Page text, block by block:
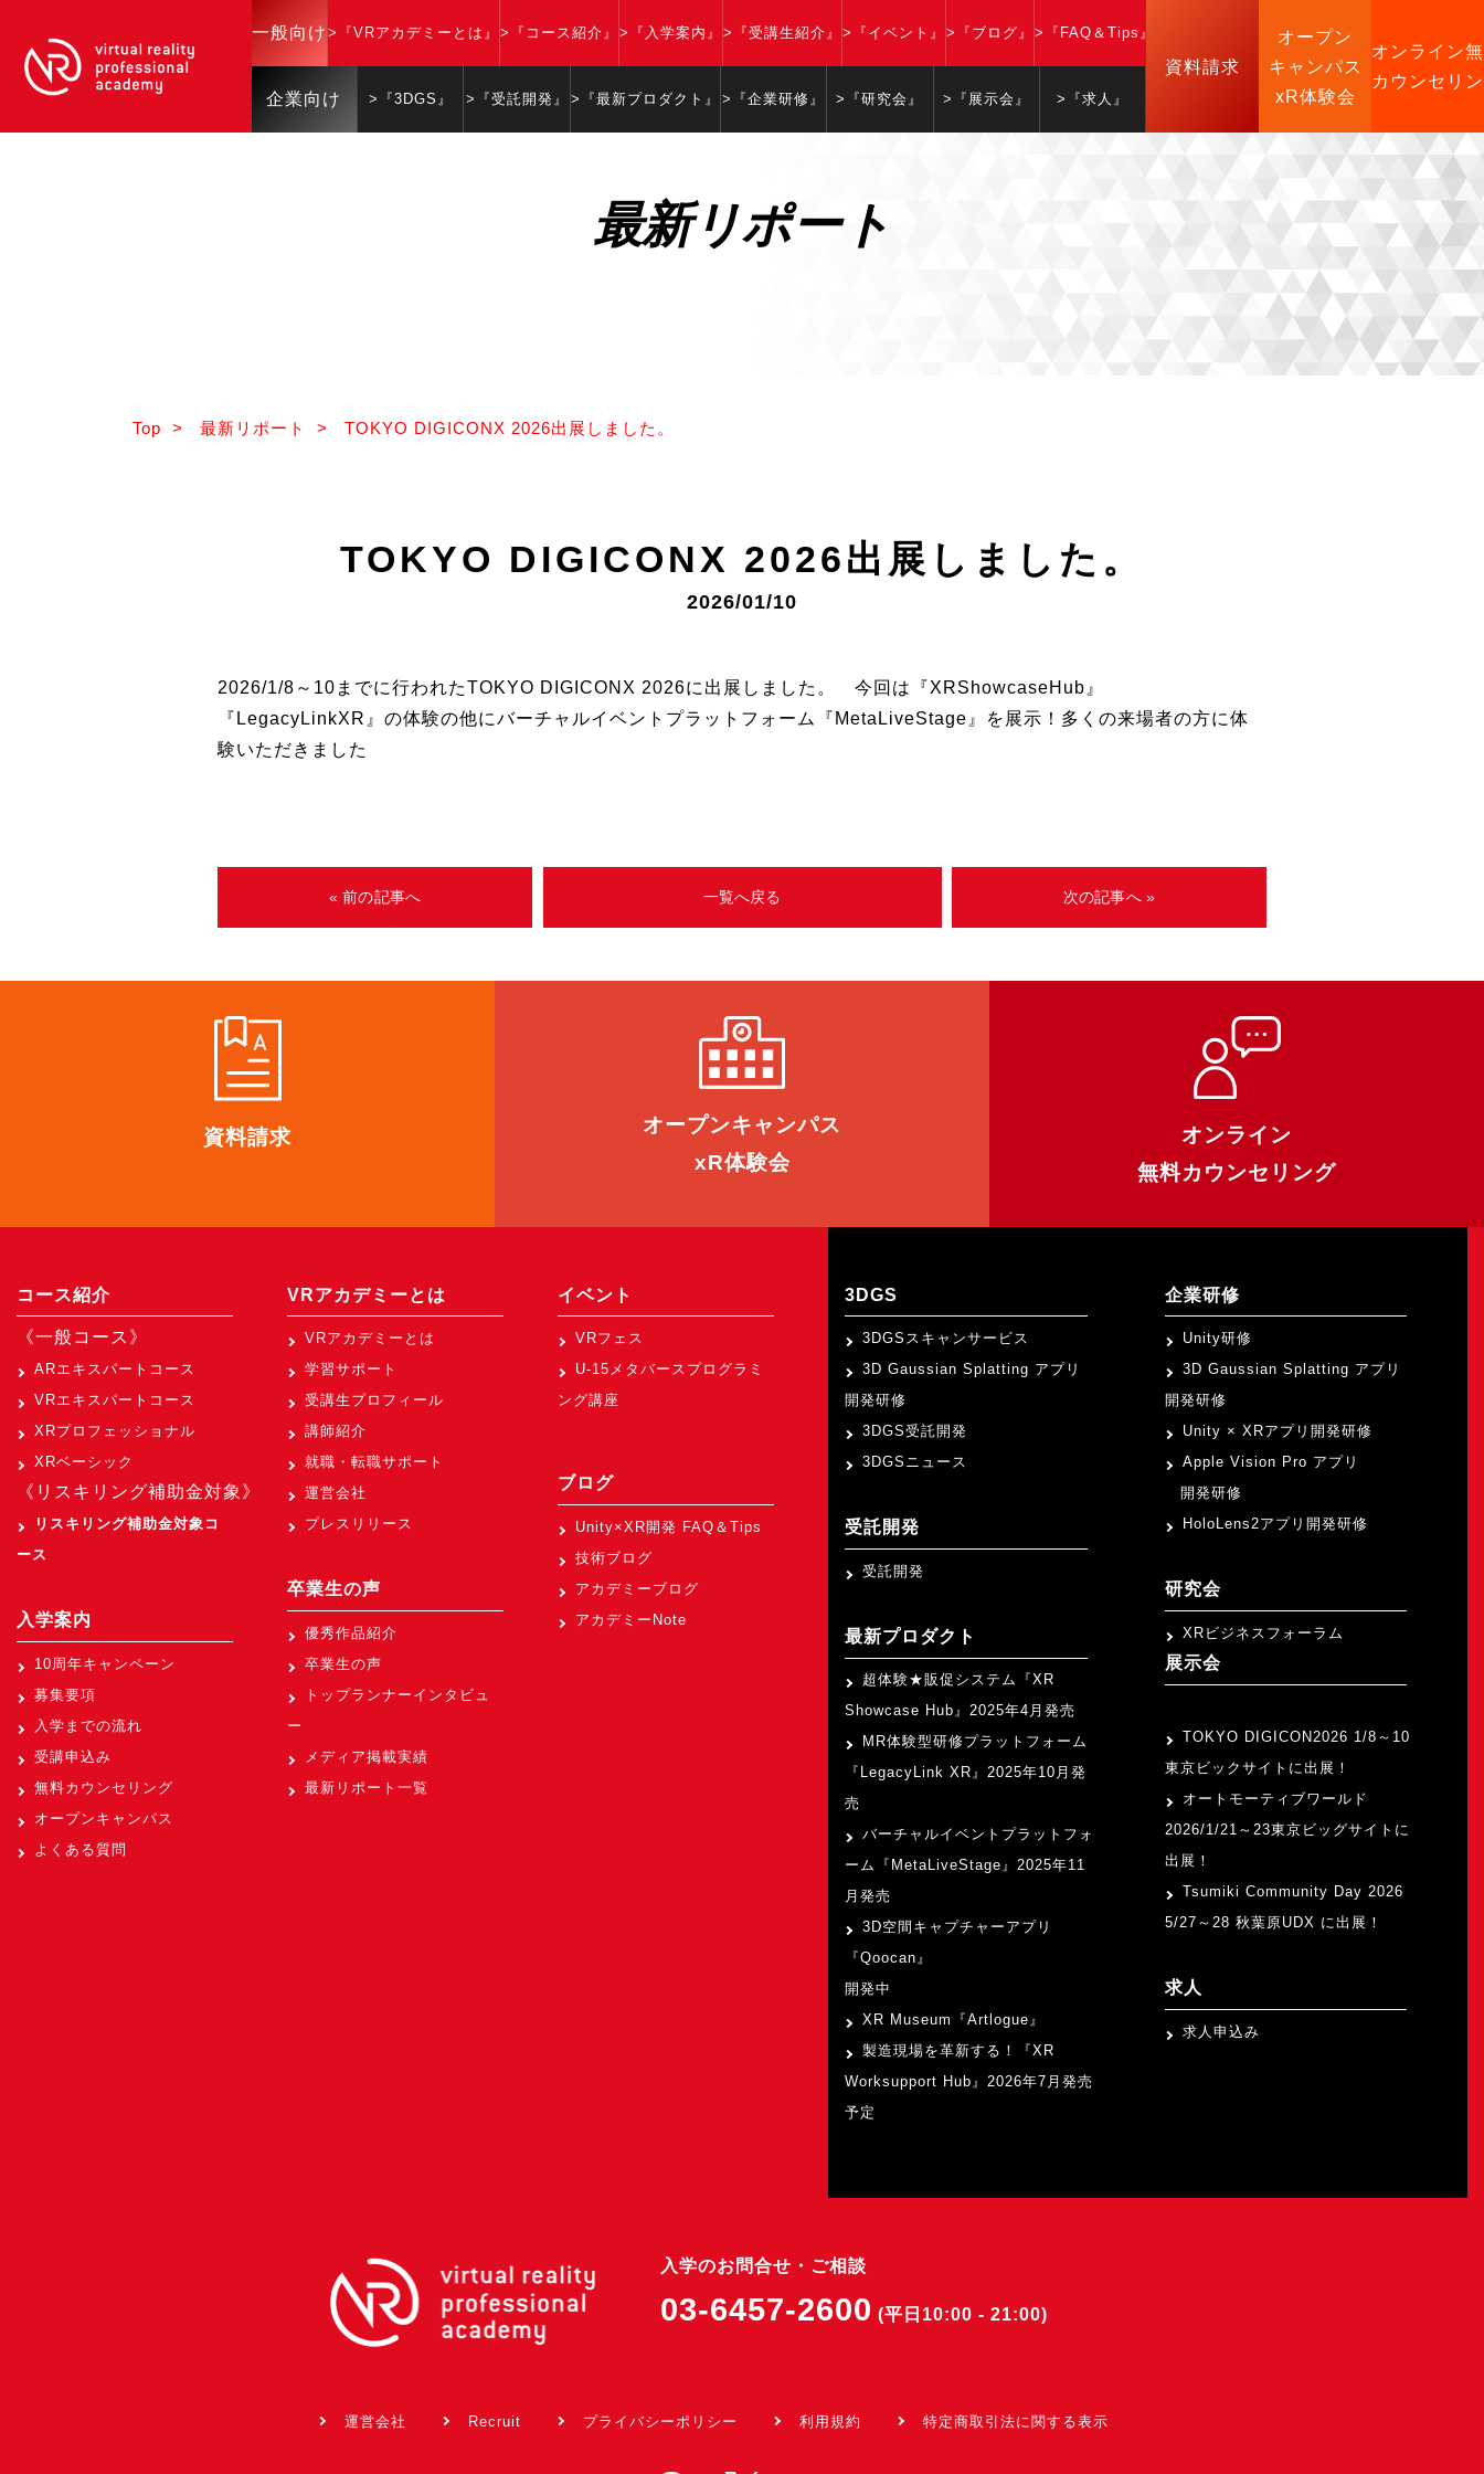
一般向け >『VRアカデミーとは』 >『コース紹介』 >『入学案内』 >『受講生紹介』 >『イベント』 >『ブログ』 >『FAQ＆Tips』
企業向け >『3DGS』 >『受託開発』 >『最新プロダクト』 >『企業研修』 >『研究会』 >『展示会』 >『求人』
資料請求
オープン
キャンパス
xR体験会
オンライン
カウンセリ
最新リポート
Top > 最新リポート > TOKYO DIGICONX 2026出展しました。
TOKYO DIGICONX 2026出展しました。
2026/01/10
2026/1/8～10までに行われたTOKYO DIGICONX 2026に出展しました。 今回は『XRShowcaseHub』
『LegacyLinkXR』の体験の他にバーチャルイベントプラットフォーム『MetaLiveStage』を展示！多くの来場者の方に体
験いただきました
« 前の記事へ 一覧へ戻る 次の記事へ »
資料請求 オープンキャンパス
xR体験会
オンライン
無料カウンセリング
コース紹介
《一般コース》
ARエキスパートコース
VRエキスパートコース
XRプロフェッショナル
XRベーシック
《リスキリング補助金対象》
リスキリング補助金対象コ
ース
入学案内
10周年キャンペーン
募集要項
入学までの流れ
受講申込み
無料カウンセリング
オープンキャンパス
よくある質問
VRアカデミーとは
VRアカデミーとは
学習サポート
受講生プロフィール
講師紹介
就職・転職サポート
運営会社
プレスリリース
卒業生の声
優秀作品紹介
卒業生の声
トップランナーインタビュ
ー
メディア掲載実績
最新リポート一覧
イベント
VRフェス
U-15メタバースプログラミ
ング講座
ブログ
Unity×XR開発 FAQ＆Tips
技術ブログ
アカデミーブログ
アカデミーNote
3DGS
3DGSスキャンサービス
3D Gaussian Splatting アプリ
開発研修
3DGS受託開発
3DGSニュース
受託開発
受託開発
最新プロダクト
超体験★販促システム『XR
Showcase Hub』2025年4月発売
MR体験型研修プラットフォーム
『LegacyLink XR』2025年10月発
売
バーチャルイベントプラットフォ
ーム『MetaLiveStage』2025年11
月発売
3D空間キャプチャーアプリ
『Qoocan』
開発中
XR Museum『Artlogue』
製造現場を革新する！『XR
Worksupport Hub』2026年7月発売
予定
企業研修
Unity研修
3D Gaussian Splatting アプリ
開発研修
Unity × XRアプリ開発研修
Apple Vision Pro アプリ
開発研修
HoloLens2アプリ開発研修
研究会
XRビジネスフォーラム
展示会
TOKYO DIGICON2026 1/8～10
東京ビックサイトに出展！
オートモーティブワールド
2026/1/21～23東京ビッグサイトに
出展！
Tsumiki Community Day 2026
5/27～28 秋葉原UDX に出展！
求人
求人申込み
入学のお問合せ・ご相談
03-6457-2600 (平日10:00 - 21:00)
運営会社 Recruit プライバシーポリシー 利用規約 特定商取引法に関する表示